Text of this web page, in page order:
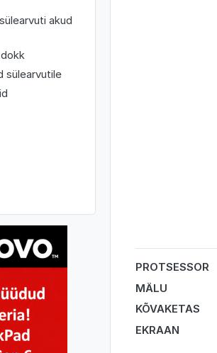
akud
sülearvutile
PROTSESSOR
MÄLU
KÕVAKETAS
EKRAAN